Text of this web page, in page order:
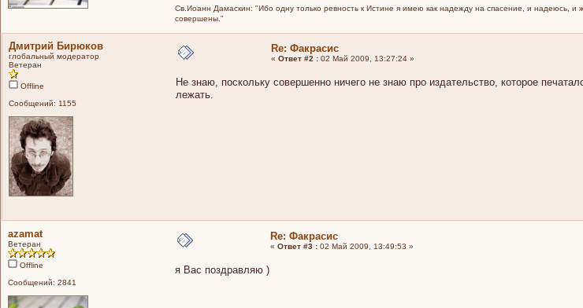
Св.Иоанн Дамаскин: "Ибо одну только ревность к Истине я имею как надежду на спасение, и надеюсь,
совершены."
Дмитрий Бирюков
глобальный модератор
Ветеран
Offline
Сообщений: 1155
Re: Факрасис
« Ответ #2 : 02 Май 2009, 13:27:24 »
Не знаю, поскольку совершенно ничего не знаю про издательство, которое
лежать.
azamat
Ветеран
Offline
Сообщений: 2841
Re: Факрасис
« Ответ #3 : 02 Май 2009, 13:49:53 »
я Вас поздравляю )